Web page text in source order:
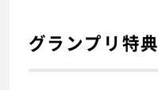
グランプリ特典